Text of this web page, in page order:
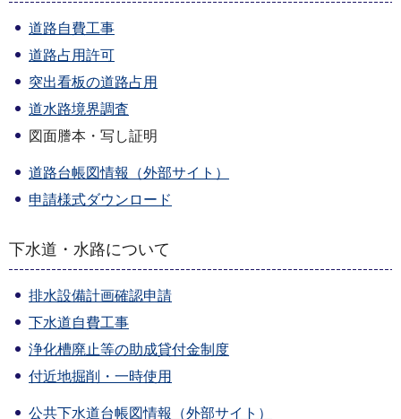
道路自費工事
道路占用許可
突出看板の道路占用
道水路境界調査
図面謄本・写し証明
道路台帳図情報（外部サイト）
申請様式ダウンロード
下水道・水路について
排水設備計画確認申請
下水道自費工事
浄化槽廃止等の助成貸付金制度
付近地掘削・一時使用
公共下水道台帳図情報（外部サイト）